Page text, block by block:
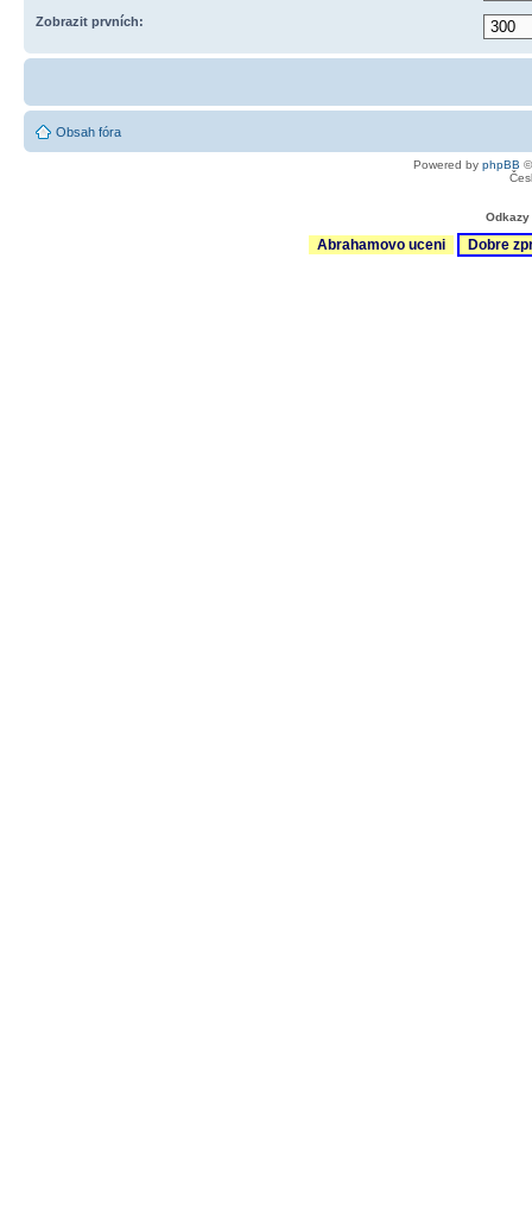
Zobrazit prvních:
Obsah fóra
Powered by phpBB
Abrahamovo uceni Dobre